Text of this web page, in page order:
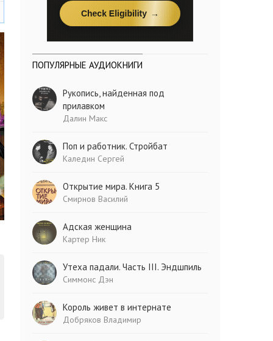
ПОПУЛЯРНЫЕ АУДИОКНИГИ
Рукопись, найденная под
прилавком
Далин Макс
Поп и работник. Стройбат
Каледин Сергей
Открытие мира. Книга 5
Смирнов Василий
Адская женщина
Картер Ник
Утеха падали. Часть III. Эндшпиль
Симмонс Дэн
Король живет в интернате
Добряков Владимир